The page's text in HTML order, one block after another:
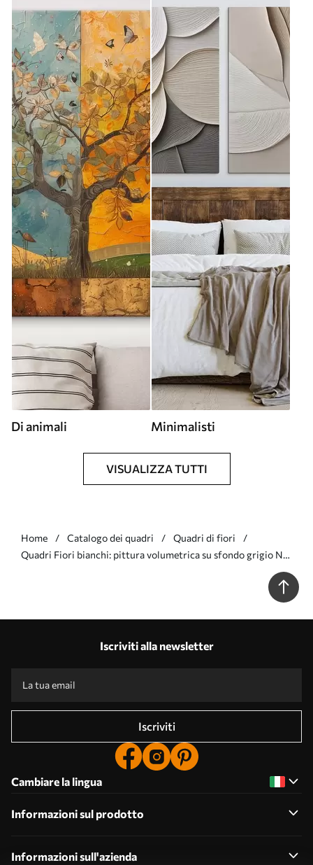
Di animali Minimalisti
VISUALIZZA TUTTI
Home Catalogo dei quadri
Quadri di fiori
Quadri Fiori bianchi: pittura volumetrica su sfondo grigio Nr
Iscriviti alla newsletter
Iscriviti
Cambiare la lingua
Informazioni sul prodotto
Informazioni sull'azienda